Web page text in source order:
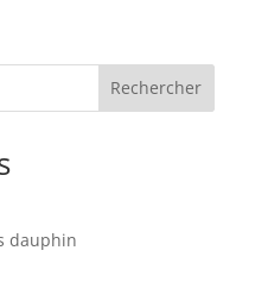
Rechercher
dauphin